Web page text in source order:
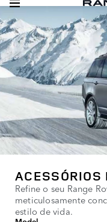
ACESSÓRIOS
Refine o seu Range
meticulosamente
estilo de vida.